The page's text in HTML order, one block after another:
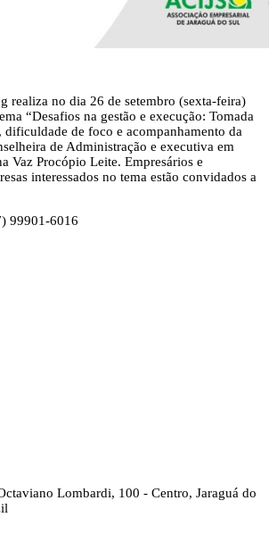
realiza no dia 26 de setembro (sexta-feira)
“Desafios na gestão e execução: Tomada
dificuldade de foco e acompanhamento da
de Administração e executiva em
Vaz Procópio Leite. Empresários e
interessados no tema estão convidados a
99901-6016
Lombardi, 100 - Centro, Jaraguá do